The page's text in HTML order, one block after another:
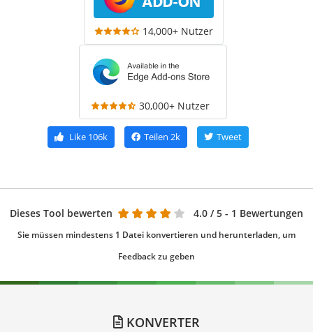
14,000+ Nutzer
30,000+ Nutzer
Like 106k Teilen 2k Tweet
Dieses Tool bewerten 4.0 / 5 - 1 Bewertungen
Sie müssen mindestens 1 Datei konvertieren und herunterladen, um
Feedback zu geben
KONVERTER